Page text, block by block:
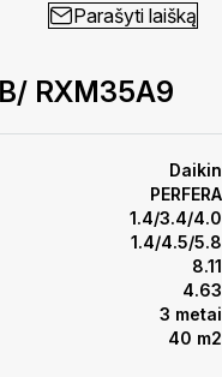
Parašyti laišką
RXM35A9
Daikin
PERFERA
1.4/3.4/4.0
1.4/4.5/5.8
8.11
4.63
3 metai
40 m2